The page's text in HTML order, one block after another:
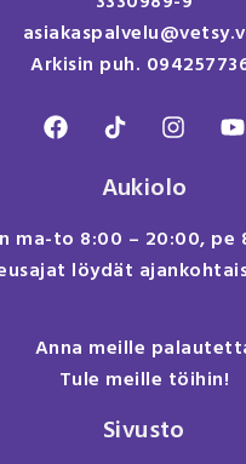
Arkisin puh.
Aukiolo
ma-to 8:00 – 20:00, pe
löydät
Anna meille
Tule meille töihin!
Sivusto